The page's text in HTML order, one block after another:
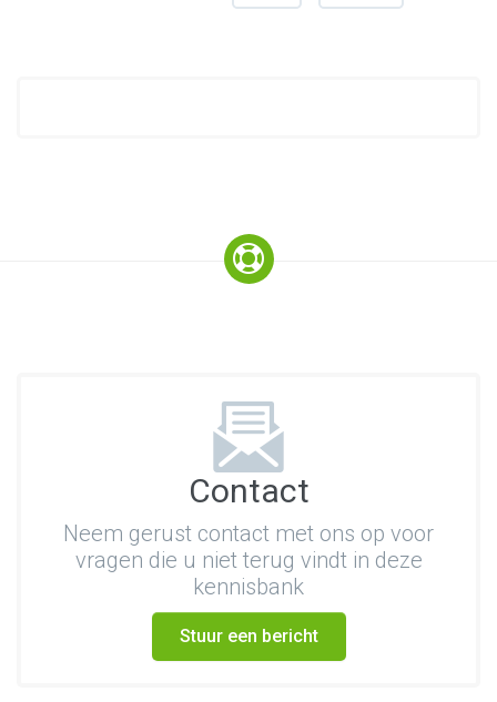
Contact
Neem gerust contact met ons op voor
vragen die u niet terug vindt in deze
kennisbank
Stuur een bericht